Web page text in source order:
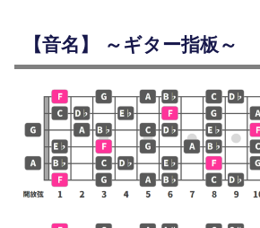
【音名】 ～ギター指板～